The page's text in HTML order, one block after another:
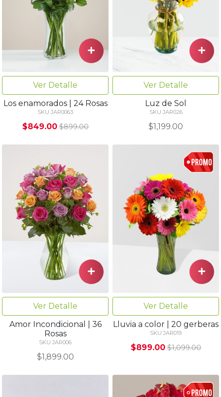
Ver Detalle
Los enamorados | 24 Rosas
SKU JAR0063
$849.00 $899.00
Ver Detalle
Luz de Sol
SKU JAR026
$1,199.00
Ver Detalle
Amor Incondicional | 36
Rosas
SKU JAR006
$1,899.00
Ver Detalle
Lluvia a color | 20 gerberas
SKU JAR019
$899.00 $1,099.00